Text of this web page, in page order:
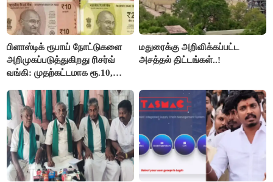
பிளாஸ்டிக் ரூபாய் நோட்டுகளை
அறிமுகப்படுத்துகிறது ரிசர்வ்
வங்கி: முதற்கட்டமாக ரூ.10,
மதுரைக்கு அறிவிக்கப்பட்ட
அசத்தல் திட்டங்கள்..!